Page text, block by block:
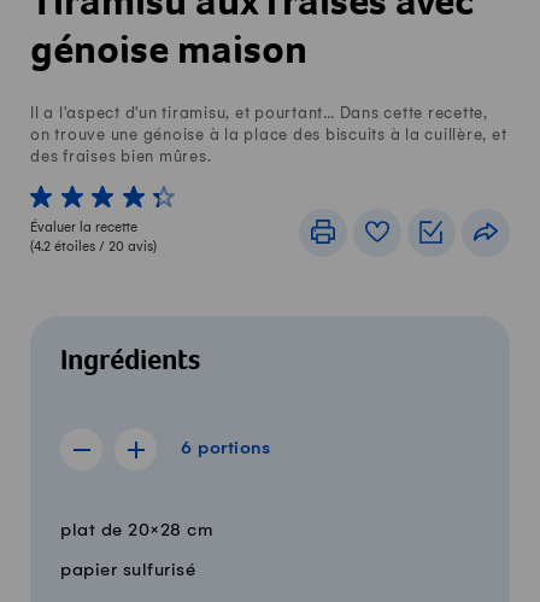
génoise maison
Il a l'aspect d'un tiramisu, et pourtant… Dans cette recette,
on trouve une génoise à la place des biscuits à la cuillère, et
des fraises bien mûres.
1 von 5 étoiles
2 von 5 étoiles
3 von 5 étoiles
4 von 5 étoiles
5 von 5 étoiles
Évaluer la recette
(4.2 étoiles / 20 avis)
ImprimerLivre de recettes
Listes de
Ingrédients
6 portions
Afficher la recette de 5 portions
Afficher la recette de 7 portions
6 portions
QuantitéIngrédients
plat de 20×28 cm
papier sulfurisé